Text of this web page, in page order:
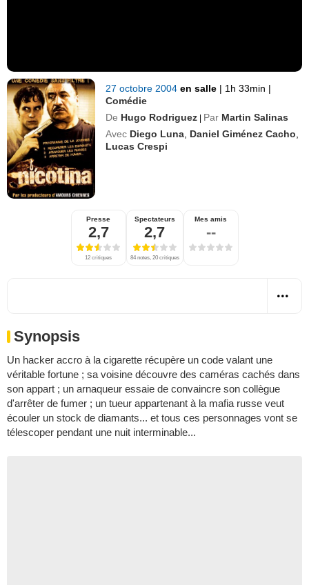
27 octobre 2004en salle | 1h 33min |
Comédie
De Hugo Rodriguez | Par Martin Salinas
Avec Diego Luna Daniel Giménez Cacho
Lucas Crespi
Presse
2,7
12 critiques
Spectateurs
2,7
84 notes, 20 critiques
Mes amis
--
Synopsis
Un hacker accro à la cigarette récupère un code valant une
véritable fortune ; sa voisine découvre des caméras cachés dans
son appart ; un arnaqueur essaie de convaincre son collègue
d'arrêter de fumer ; un tueur appartenant à la mafia russe veut
écouler un stock de diamants... et tous ces personnages vont se
télescoper pendant une nuit interminable...